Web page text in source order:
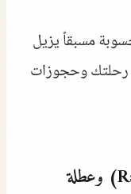
مسبقاً يزيل
رحلتك وحجوزات
عيد الفطر (Ramazan Bayramı) وعطلة